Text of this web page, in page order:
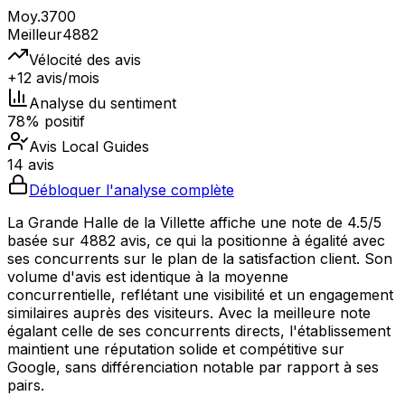
Moy.3700
Meilleur4882
Vélocité des avis
+12 avis/mois
Analyse du sentiment
78% positif
Avis Local Guides
14 avis
Débloquer l'analyse complète
La Grande Halle de la Villette affiche une note de 4.5/5
basée sur 4882 avis, ce qui la positionne à égalité avec
ses concurrents sur le plan de la satisfaction client. Son
volume d'avis est identique à la moyenne
concurrentielle, reflétant une visibilité et un engagement
similaires auprès des visiteurs. Avec la meilleure note
égalant celle de ses concurrents directs, l'établissement
maintient une réputation solide et compétitive sur
Google, sans différenciation notable par rapport à ses
pairs.